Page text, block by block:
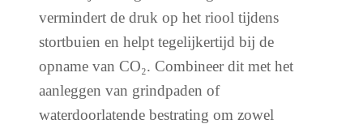
vermindert de druk op het riool tijdens
stortbuien en helpt tegelijkertijd bij de
opname van CO₂. Combineer dit met het
aanleggen van grindpaden of
waterdoorlatende bestrating om zowel